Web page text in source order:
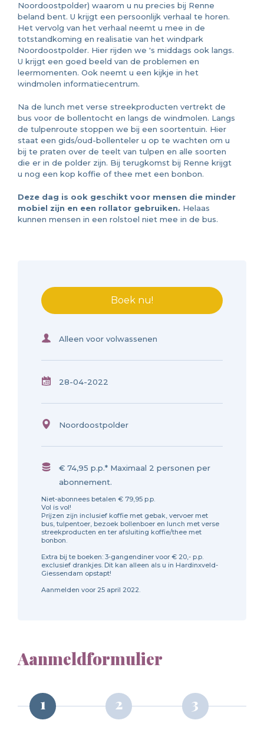
Noordoostpolder) waarom u nu precies bij Renne
beland bent. U krijgt een persoonlijk verhaal te horen.
Het vervolg van het verhaal neemt u mee in de
totstandkoming en realisatie van het windpark
Noordoostpolder. Hier rijden we 's middags ook langs.
U krijgt een goed beeld van de problemen en
leermomenten. Ook neemt u een kijkje in het
windmolen informatiecentrum.
Na de lunch met verse streekproducten vertrekt de
bus voor de bollentocht en langs de windmolen. Langs
de tulpenroute stoppen we bij een soortentuin. Hier
staat een gids/oud-bollenteler u op te wachten om u
bij te praten over de teelt van tulpen en alle soorten
die er in de polder zijn. Bij terugkomst bij Renne krijgt
u nog een kop koffie of thee met een bonbon.
Deze dag is ook geschikt voor mensen die minder
mobiel zijn en een rollator gebruiken. Helaas
kunnen mensen in een rolstoel niet mee in de bus.
Boek nu!
Alleen voor volwassenen
28-04-2022
Noordoostpolder
€ 74,95 p.p.* Maximaal 2 personen per
abonnement.
Niet-abonnees betalen € 79,95 p.p.
Vol is vol!
Prijzen zijn inclusief koffie met gebak, vervoer met
bus, tulpentoer, bezoek bollenboer en lunch met verse
streekproducten en ter afsluiting koffie/thee met
bonbon.
Extra bij te boeken: 3-gangendiner voor € 20,- p.p.
exclusief drankjes. Dit kan alleen als u in Hardinxveld-
Giessendam opstapt!
Aanmelden voor 25 april 2022.
Aanmeldformulier
Call me back by fax
1 2 3